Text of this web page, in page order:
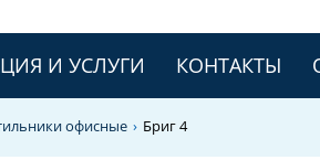
И УСЛУГИ КОНТАКТЫ
офисные Бриг 4